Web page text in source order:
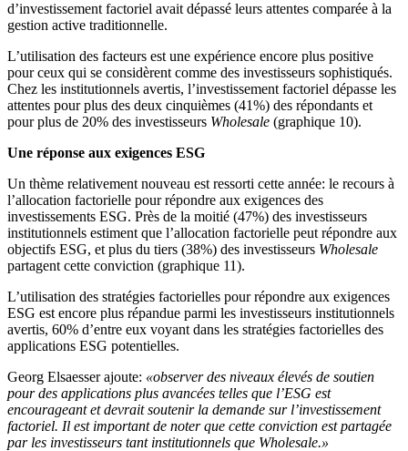
d’investissement factoriel avait dépassé leurs attentes comparée à la
gestion active traditionnelle.
L’utilisation des facteurs est une expérience encore plus positive
pour ceux qui se considèrent comme des investisseurs sophistiqués.
Chez les institutionnels avertis, l’investissement factoriel dépasse les
attentes pour plus des deux cinquièmes (41%) des répondants et
pour plus de 20% des investisseurs Wholesale (graphique 10).
Une réponse aux exigences ESG
Un thème relativement nouveau est ressorti cette année: le recours à
l’allocation factorielle pour répondre aux exigences des
investissements ESG. Près de la moitié (47%) des investisseurs
institutionnels estiment que l’allocation factorielle peut répondre aux
objectifs ESG, et plus du tiers (38%) des investisseurs Wholesale
partagent cette conviction (graphique 11).
L’utilisation des stratégies factorielles pour répondre aux exigences
ESG est encore plus répandue parmi les investisseurs institutionnels
avertis, 60% d’entre eux voyant dans les stratégies factorielles des
applications ESG potentielles.
Georg Elsaesser ajoute: «observer des niveaux élevés de soutien
pour des applications plus avancées telles que l’ESG est
encourageant et devrait soutenir la demande sur l’investissement
factoriel. Il est important de noter que cette conviction est partagée
par les investisseurs tant institutionnels que Wholesale.»